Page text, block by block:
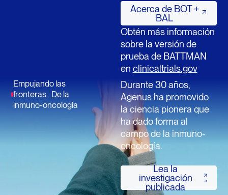
Acerca de BOT +
BAL
Acerca de BOT +
Obtén más información
sobre la versión de
prueba de BATTMAN
en clinicaltrials.gov
Empujando las
fronteras De la
inmuno-oncología
Durante 30 años,
Agenus ha promovido
la ciencia pionera que
ha dado forma al
campo de la inmuno-
oncología.
Lea la
investigación
publicada
Lea la